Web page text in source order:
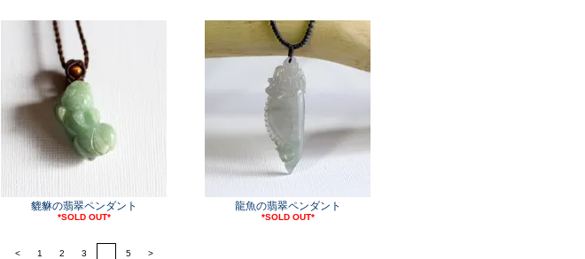
貔貅の翡翠ペンダント
*SOLD OUT*
龍魚の翡翠ペンダント
*SOLD OUT*
< 1 2 3 5 >